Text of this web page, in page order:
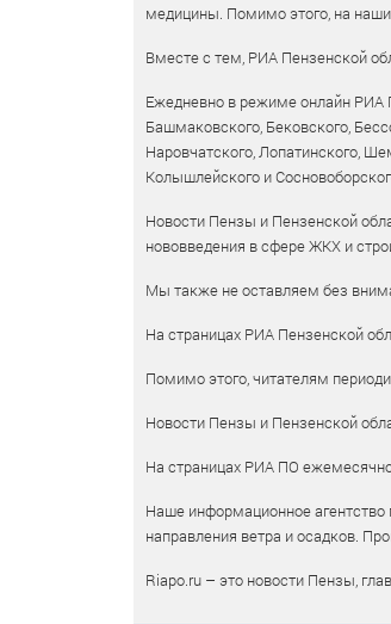
медицины. Помимо этого, на
Вместе с тем, РИА Пензенской
Ежедневно в режиме онлайн РИА
Башмаковского, Бековского,
Наровчатского, Лопатинского,
Колышлейского и
Новости Пензы и Пензенской
нововведения в сфере ЖКХ и
Мы также не оставляем без
На страницах РИА Пензенской
Помимо этого, читателям
Новости Пензы и Пензенской
На страницах РИА ПО
Наше информационное агентство
направления ветра и осадков.
Riapo.ru – это новости Пензы,